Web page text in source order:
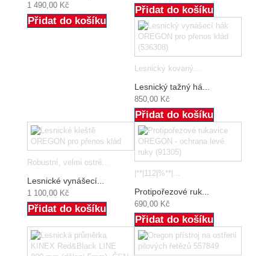
1 490,00 Kč
Přidat do košíku
Přidat do košíku
Lesnický kovaný...
Lesnický tažný há...
850,00 Kč
Přidat do košíku
Robustní, velmi ostré...
Lesnické vynášecí...
1 100,00 Kč
Přidat do košíku
|**|112|%**|...
Protipořezové ruk...
690,00 Kč
Přidat do košíku